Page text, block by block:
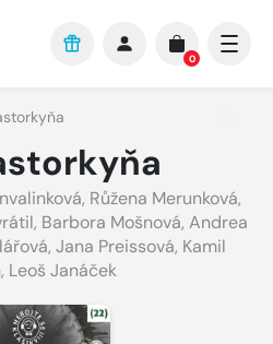
0
, Růžena Merunková,
, Barbora Mošnová, Andrea
, Jana Preissová, Kamil
, Leoš Janáček